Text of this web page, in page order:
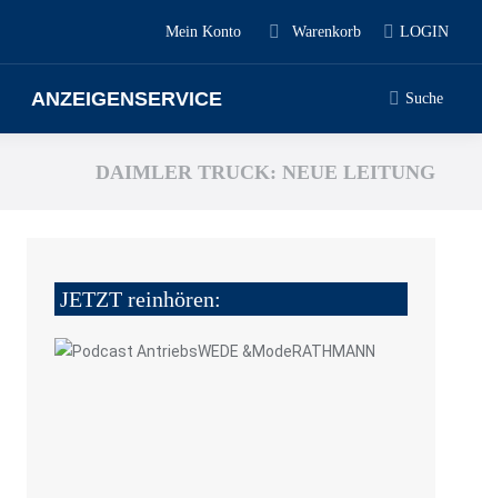
Mein Konto Warenkorb LOGIN
ANZEIGENSERVICE Suche
DAIMLER TRUCK: NEUE LEITUNG
JETZT reinhören: